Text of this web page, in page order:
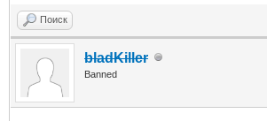
Поиск
bladKiller
Banned